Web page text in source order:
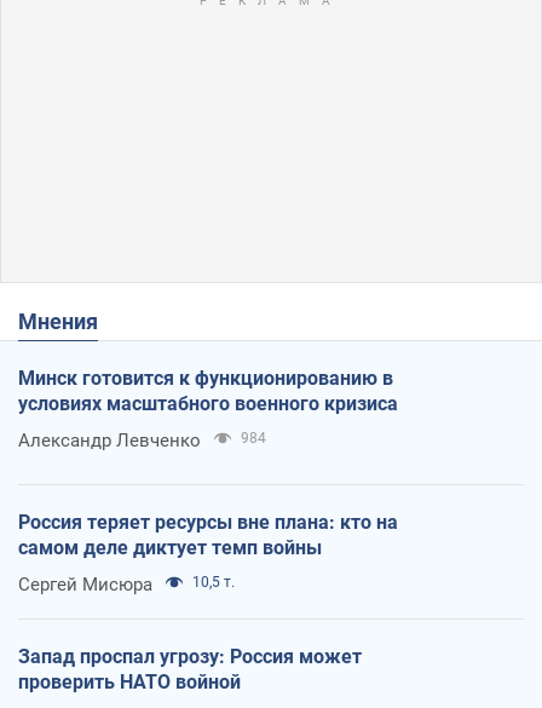
Мнения
Минск готовится к функционированию в
условиях масштабного военного кризиса
Александр Левченко 984
Россия теряет ресурсы вне плана: кто на
самом деле диктует темп войны
Сергей Мисюра 10,5 т.
Запад проспал угрозу: Россия может
проверить НАТО войной